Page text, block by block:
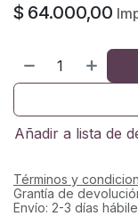
$ 64.000,00
Añadir a lista de
Términos y
Grantía de
Envío: 2-3 días